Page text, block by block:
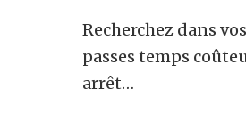
Recherchez dans
passes temps
arrêt…